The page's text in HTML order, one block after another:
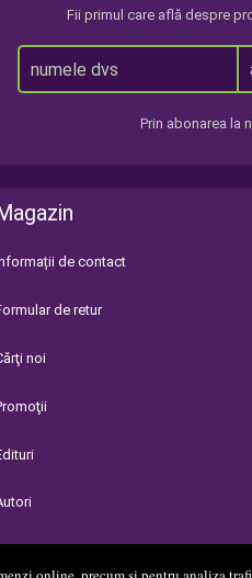
Fii primul care află despre
Prin abonarea la
de contact
de retur
noi